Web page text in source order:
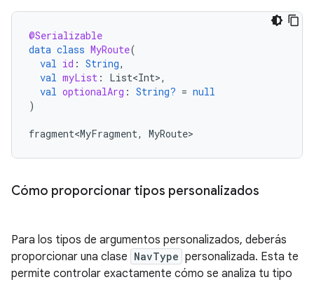
@Serializable
data class MyRoute(
val id : String,
val myList : List<Int>,
val optionalArg : String? = null
)
fragment<MyFragment, MyRoute
Cómo proporcionar tipos personalizados
Para los tipos de argumentos personalizados, deberás
proporcionar una clase NavType personalizada. Esta te
permite controlar exactamente cómo se analiza tu tipo